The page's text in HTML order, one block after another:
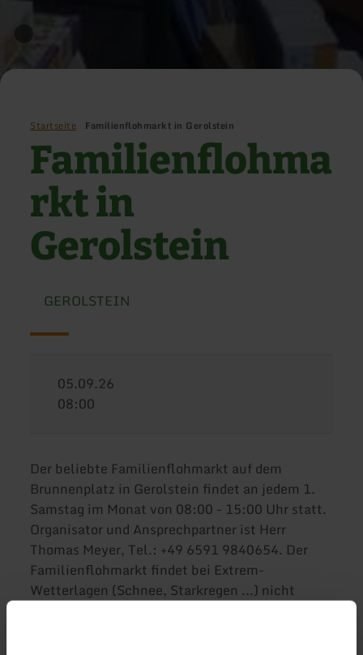
Startseite Familienflohmarkt in Gerolstein
Familienflohma
rkt in
Gerolstein
GEROLSTEIN
05.09.26
08:00
Der beliebte Familienflohmarkt auf dem
Brunnenplatz in Gerolstein findet an jedem 1.
Samstag im Monat von 08:00 - 15:00 Uhr statt.
Organisator und Ansprechpartner ist Herr
Thomas Meyer, Tel.: +49 6591 9840654. Der
Familienflohmarkt findet bei Extrem-
Wetterlagen (Schnee, Starkregen ...) nicht